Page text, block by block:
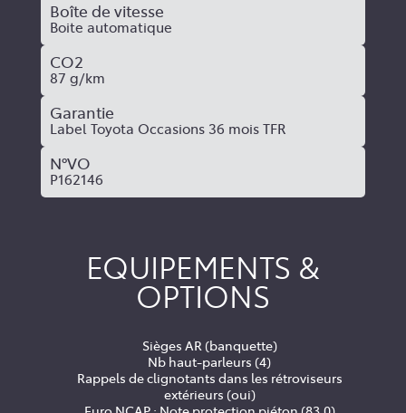
Boîte de vitesse
Boite automatique
CO2
87 g/km
Garantie
Label Toyota Occasions 36 mois TFR
N°VO
P162146
EQUIPEMENTS &
OPTIONS
Sièges AR (banquette)
Nb haut-parleurs (4)
Rappels de clignotants dans les rétroviseurs
extérieurs (oui)